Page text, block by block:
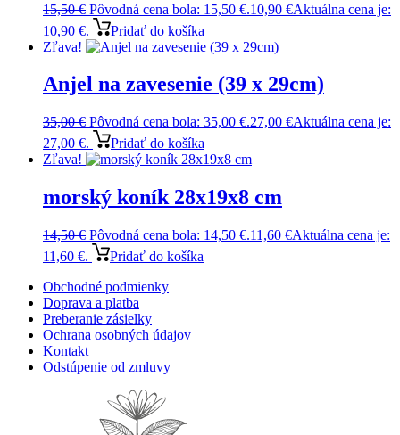
15,50€ Pôvodná cena bola: 15,50 €.10,90 €Aktuálna cena je:
10,90 €.
Pridať do košíka
Zľava!
Anjel na zavesenie (39 x 29cm)
35,00€ Pôvodná cena bola: 35,00 €.27,00 €Aktuálna cena je:
27,00 €.
Pridať do košíka
Zľava!
morský koník 28x19x8 cm
14,50€ Pôvodná cena bola: 14,50 €.11,60 €Aktuálna cena je:
11,60 €.
Pridať do košíka
Obchodné podmienky
Doprava a platba
Preberanie zásielky
Ochrana osobných údajov
Kontakt
Odstúpenie od zmluvy